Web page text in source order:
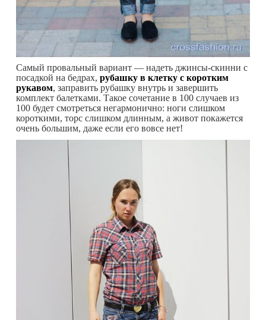
Самый провальный вариант — надеть джинсы-скинни с
посадкой на бедрах, рубашку в клетку с коротким
рукавом, заправить рубашку внутрь и завершить
комплект балетками. Такое сочетание в 100 случаев из
100 будет смотреться негармонично: ноги слишком
короткими, торс слишком длинным, а живот покажется
очень большим, даже если его вовсе нет!